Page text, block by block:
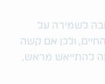
לשמירה על
ולכן אם קשה
להתייאש מראש,